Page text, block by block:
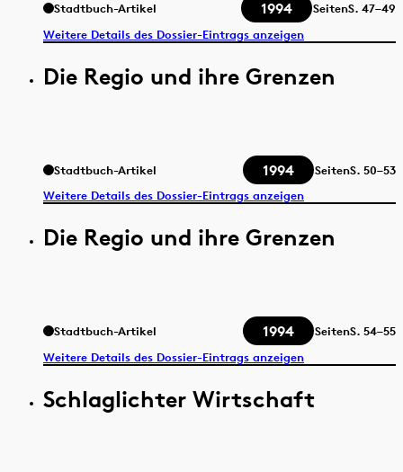
Stadtbuch-Artikel 1994 SeitenS. 47–49
Weitere Details des Dossier-Eintrags anzeigen
Die Regio und ihre Grenzen
Stadtbuch-Artikel 1994 SeitenS. 50–53
Weitere Details des Dossier-Eintrags anzeigen
Die Regio und ihre Grenzen
Stadtbuch-Artikel 1994 SeitenS. 54–55
Weitere Details des Dossier-Eintrags anzeigen
Schlaglichter Wirtschaft